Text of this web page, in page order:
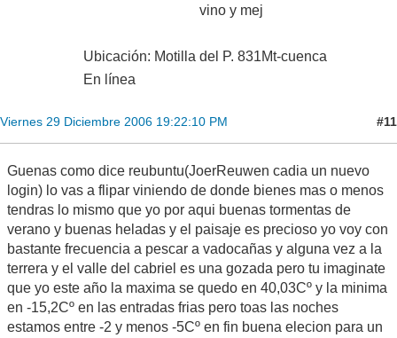
vino y mej
Ubicación: Motilla del P. 831Mt-cuenca
En línea
Viernes 29 Diciembre 2006 19:22:10 PM #11
Guenas como dice reubuntu(JoerReuwen cadia un nuevo
login) lo vas a flipar viniendo de donde bienes mas o menos
tendras lo mismo que yo por aqui buenas tormentas de
verano y buenas heladas y el paisaje es precioso yo voy con
bastante frecuencia a pescar a vadocañas y alguna vez a la
terrera y el valle del cabriel es una gozada pero tu imaginate
que yo este año la maxima se quedo en 40,03Cº y la minima
en -15,2Cº en las entradas frias pero toas las noches
estamos entre -2 y menos -5Cº en fin buena elecion para un